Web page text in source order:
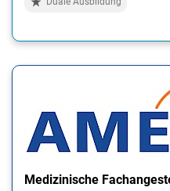
Medizinische